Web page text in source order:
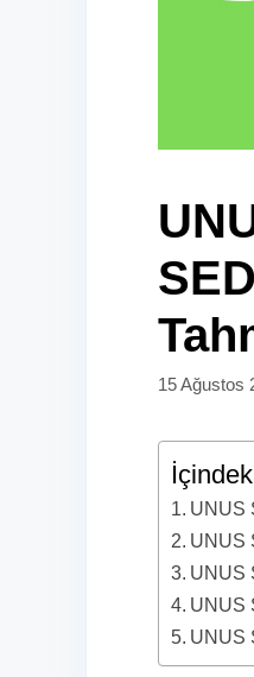
15 Ağustos
UNUS
UNUS
UNUS
UNUS
UNUS